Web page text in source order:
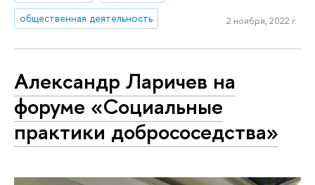
общественная деятельность
2 ноября, 2022 г.
Александр Ларичев на
форуме «Социальные
практики добрососедства»